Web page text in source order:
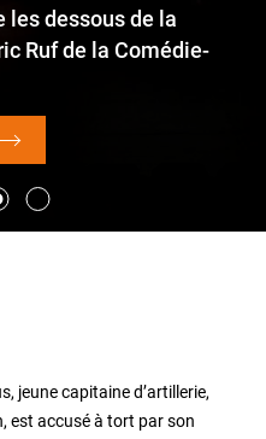
mécènes
les dessous de la
Ruf de la Comédie-
jeune capitaine d’artillerie,
est accusé à tort par son